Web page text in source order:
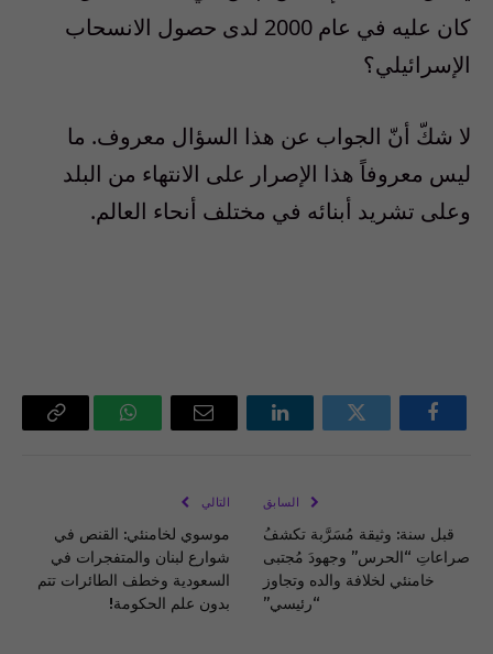
كان عليه في عام 2000 لدى حصول الانسحاب
الإسرائيلي؟
لا شكّ أنّ الجواب عن هذا السؤال معروف. ما
ليس معروفاً هذا الإصرار على الانتهاء من البلد
وعلى تشريد أبنائه في مختلف أنحاء العالم.
فيسبوك تويتر لينكدإن
البريد
واتساب Copy
السابق
قبل سنة: وثيقة مُسَرَّبة تكشفُ
صراعاتِ “الحرس” وجهودَ مُجتبى
خامنئي لخلافة والده وتجاوز
“رئيسي”
التالي
موسوي لخامنئي: القنص في
شوارع لبنان والمتفجرات في
السعودية وخطف الطائرات تتم
بدون علم الحكومة!